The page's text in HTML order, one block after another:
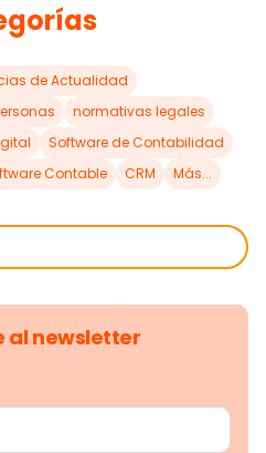
de Actualidad
normativas legales
Software de Contabilidad
Contable CRM Más...
al newsletter